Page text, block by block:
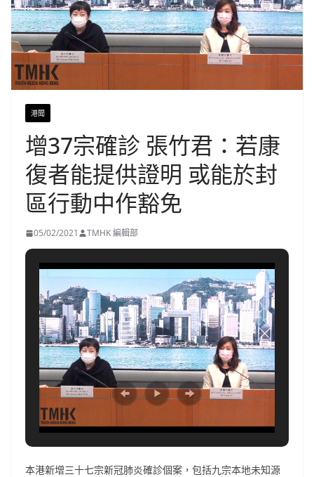
港聞
增37宗確診 張竹君：若康
復者能提供證明 或能於封
區行動中作豁免
05/02/2021 TMHK 編輯部
本港新增三十七宗新冠肺炎確診個案，包括九宗本地未知源